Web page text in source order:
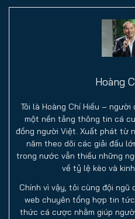
Hoàng
Tôi là Hoàng Chí Hiếu –
một nền tảng thông tin cá
đồng người Việt. Xuất phát từ
năm theo dõi các giải đấu
trong nước vẫn thiếu những
về tỷ lệ kèo và
Chính vì vậy, tôi cùng đội
web chuyên tổng hợp tin
thức cá cược nhằm giúp